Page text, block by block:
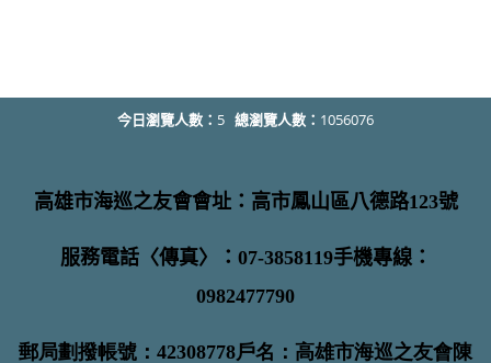
今日瀏覽人數： 5 總瀏覽人數： 1056076
高雄市海巡之友會會址：高市鳳山區八德路123號
服務電話〈傳真〉：07-3858119手機專線：
0982477790
郵局劃撥帳號：42308778戶名：高雄市海巡之友會陳